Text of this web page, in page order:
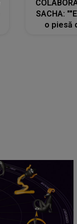
SACHA:
o piesă